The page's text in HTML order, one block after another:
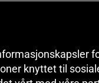
Informasjon om
reklamasjon
knyttet til